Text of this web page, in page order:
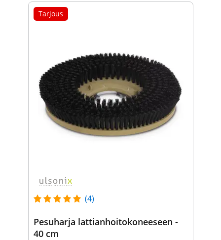
Tarjous
(4)
Pesuharja lattianhoitokoneeseen -
40 cm